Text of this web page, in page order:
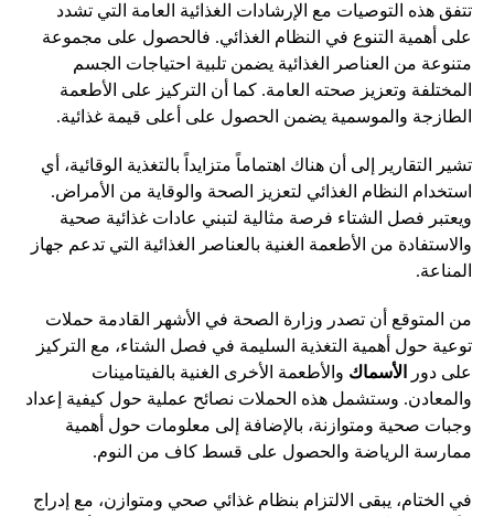
تتفق هذه التوصيات مع الإرشادات الغذائية العامة التي تشدد
على أهمية التنوع في النظام الغذائي. فالحصول على مجموعة
متنوعة من العناصر الغذائية يضمن تلبية احتياجات الجسم
المختلفة وتعزيز صحته العامة. كما أن التركيز على الأطعمة
الطازجة والموسمية يضمن الحصول على أعلى قيمة غذائية.
تشير التقارير إلى أن هناك اهتماماً متزايداً بالتغذية الوقائية، أي
استخدام النظام الغذائي لتعزيز الصحة والوقاية من الأمراض.
ويعتبر فصل الشتاء فرصة مثالية لتبني عادات غذائية صحية
والاستفادة من الأطعمة الغنية بالعناصر الغذائية التي تدعم جهاز
المناعة.
من المتوقع أن تصدر وزارة الصحة في الأشهر القادمة حملات
توعية حول أهمية التغذية السليمة في فصل الشتاء، مع التركيز
على دور
الأسماك والأطعمة الأخرى الغنية بالفيتامينات
والمعادن. وستشمل هذه الحملات نصائح عملية حول كيفية إعداد
وجبات صحية ومتوازنة، بالإضافة إلى معلومات حول أهمية
ممارسة الرياضة والحصول على قسط كاف من النوم.
في الختام، يبقى الالتزام بنظام غذائي صحي ومتوازن، مع إدراج